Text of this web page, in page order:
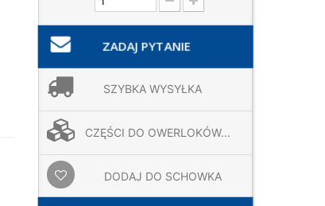
ZADAJ PYTANIE
SZYBKA WYSYŁKA
CZĘŚCI DO OWERLOKÓW...
DODAJ DO SCHOWKA